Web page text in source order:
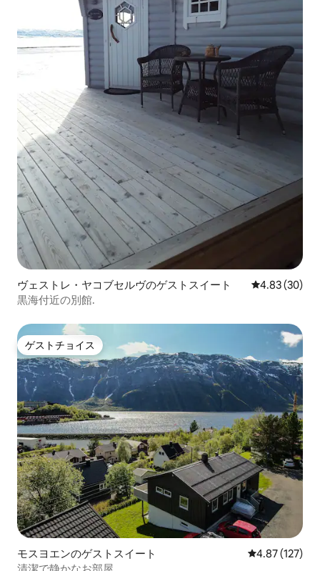
ヴェストレ・ヤコブセルヴのゲストスイート レビュー30
4.83 (30)
黒海付近の別館.
ゲストチョイス
ゲストチョイス
モスヨエンのゲストスイート レビュー127
4.87 (127)